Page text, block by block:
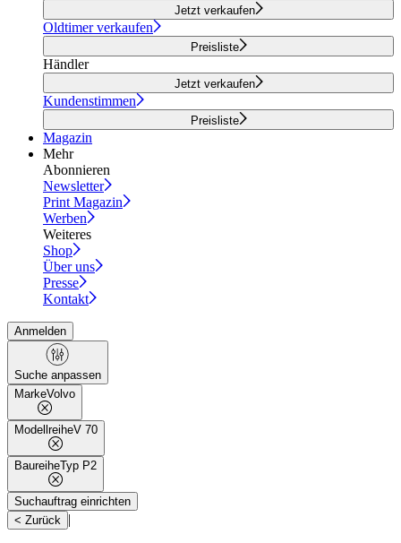
Jetzt verkaufen
Oldtimer verkaufen
Preisliste
Händler
Jetzt verkaufen
Kundenstimmen
Preisliste
Magazin
Mehr
Abonnieren
Newsletter
Print Magazin
Werben
Weiteres
Shop
Über uns
Presse
Kontakt
Anmelden
Suche anpassen
MarkeVolvo
ModellreiheV 70
BaureiheTyp P2
Suchauftrag einrichten
< Zurück |